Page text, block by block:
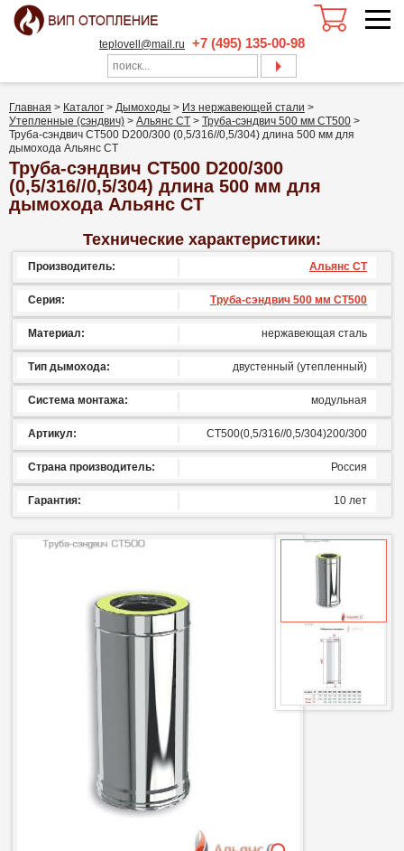
teplovell@mail.ru +7 (495) 135-00-98
Главная > Каталог > Дымоходы > Из нержавеющей стали >
Утепленные (сэндвич) > Альянс СТ > Труба-сэндвич 500 мм СТ500 >
Труба-сэндвич СТ500 D200/300 (0,5/316//0,5/304) длина 500 мм для
дымохода Альянс СТ
Труба-сэндвич СТ500 D200/300
(0,5/316//0,5/304) длина 500 мм для
дымохода Альянс СТ
Технические характеристики:
Производитель: Альянс СТ
Серия: Труба-сэндвич 500 мм СТ500
Материал: нержавеющая сталь
Тип дымохода: двустенный (утепленный)
Система монтажа: модульная
Артикул: СТ500(0,5/316//0,5/304)200/300
Страна производитель: Россия
Гарантия: 10 лет